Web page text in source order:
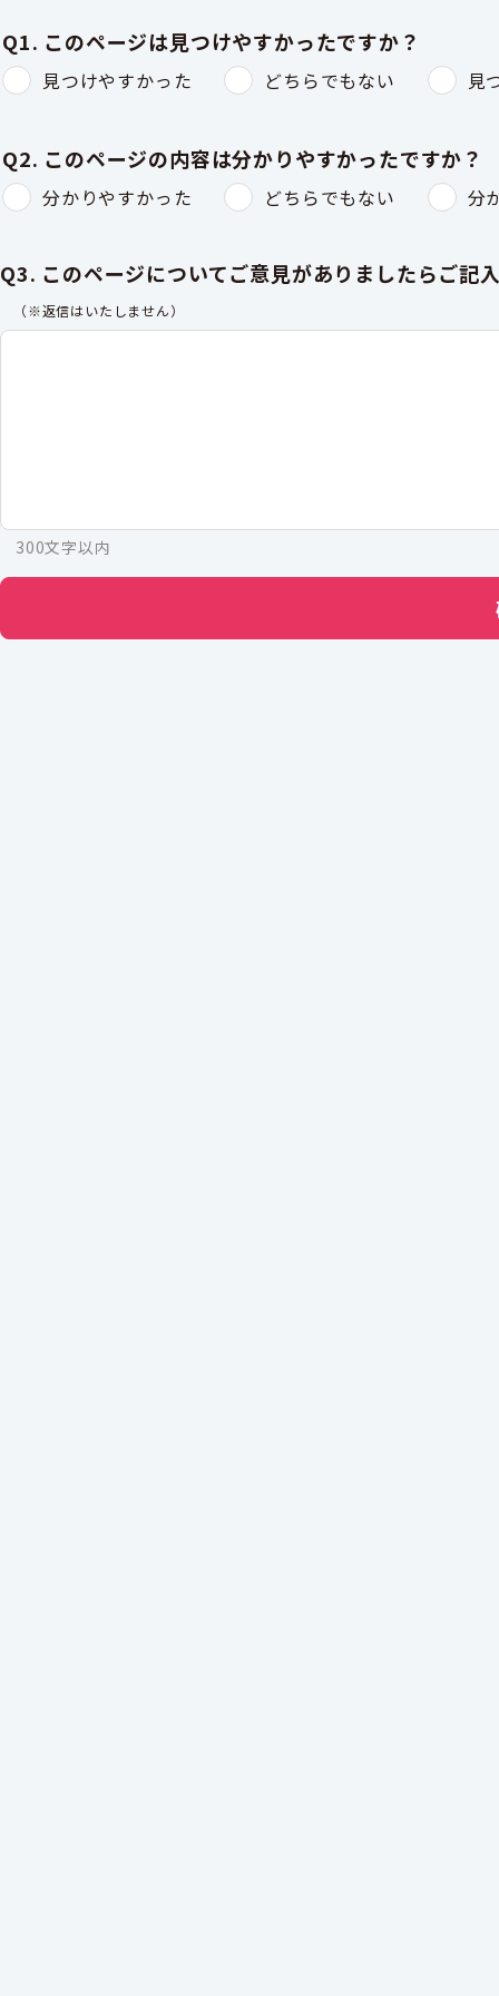
Q1. このページは見つけやすかったですか？
見つけやすかった どちらでもない 見
Q2. このページの内容は分かりやすかったですか？
分かりやすかった どちらでもない 分
Q3. このページについてご意見がありましたらご記
（※返信はいたしません）
300文字以内